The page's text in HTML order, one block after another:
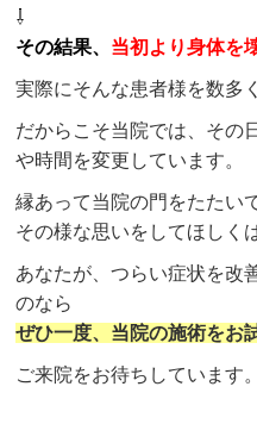
⇩
その結果、 当初より身体を
実際にそんな患者様を数多
だからこそ当院では、その
や時間を変更しています。
縁あって当院の門をたたい
その様な思いをしてほしく
あなたが、つらい症状を改
のなら
ぜひ一度、当院の施術をお
ご来院をお待ちしています。